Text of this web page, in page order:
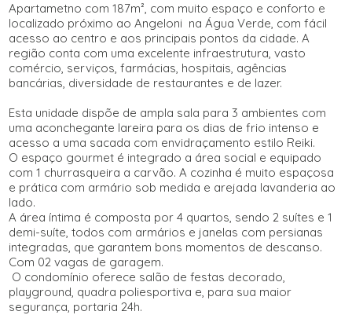
Apartametno com 187m², com muito espaço e conforto e
localizado próximo ao Angeloni na Água Verde, com fácil
acesso ao centro e aos principais pontos da cidade. A
região conta com uma excelente infraestrutura, vasto
comércio, serviços, farmácias, hospitais, agências
bancárias, diversidade de restaurantes e de lazer.
Esta unidade dispõe de ampla sala para 3 ambientes com
uma aconchegante lareira para os dias de frio intenso e
acesso a uma sacada com envidraçamento estilo Reiki.
O espaço gourmet é integrado a área social e equipado
com 1 churrasqueira a carvão. A cozinha é muito espaçosa
e prática com armário sob medida e arejada lavanderia ao
lado.
A área íntima é composta por 4 quartos, sendo 2 suítes e 1
demi-suíte, todos com armários e janelas com persianas
integradas, que garantem bons momentos de descanso.
Com 02 vagas de garagem.
O condomínio oferece salão de festas decorado,
playground, quadra poliesportiva e, para sua maior
segurança, portaria 24h.